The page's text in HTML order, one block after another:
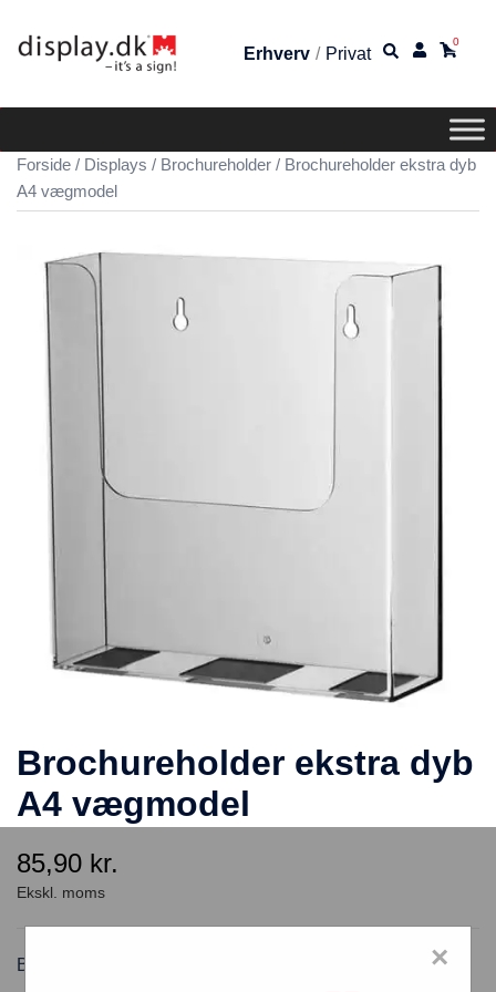
Erhverv / Privat
0
Forside / Displays / Brochureholder / Brochureholder ekstra dyb
A4 vægmodel
Brochureholder ekstra dyb
A4 vægmodel
85,90 kr.
Brochureholder ekstra dyb A4 vægmodel ×